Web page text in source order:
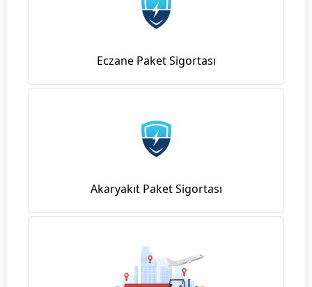
Eczane Paket Sigortası
Akaryakıt Paket Sigortası